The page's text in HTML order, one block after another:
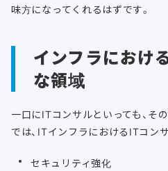
味方になってくれるはずです。
インフラにおけ
な領域
一口にITコンサルといっても、そ
では、ITインフラにおけるITコン
セキュリティ強化